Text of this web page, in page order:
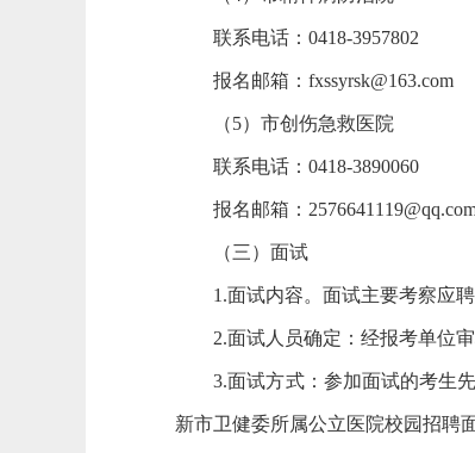
联系电话：0418-3957802
报名邮箱：fxssyrsk@163.com
（5）市创伤急救医院
联系电话：0418-3890060
报名邮箱：
（三）面试
1.面试内容。面试主要考察应聘
2.面试人员确定：经报考单位审
3.面试方式：参加面试的考生先
新市卫健委所属公立医院校园招聘